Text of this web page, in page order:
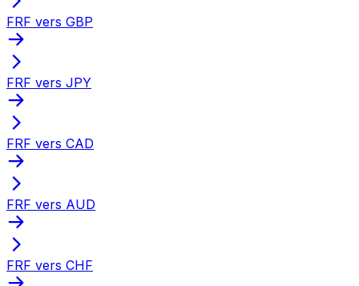
FRF vers GBP
FRF vers JPY
FRF vers CAD
FRF vers AUD
FRF vers CHF